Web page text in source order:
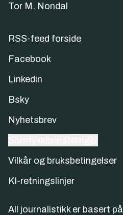
Tor M. Nondal
RSS-feed forside
Facebook
Linkedin
Bsky
Nyhetsbrev
Vilkår og bruksbetingelser
KI-retningslinjer
All journalistikk er basert på